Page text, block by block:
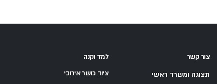
צור קשר
תצוגה ומשרד ראשי
למד וקנה
ציוד כושר אירובי